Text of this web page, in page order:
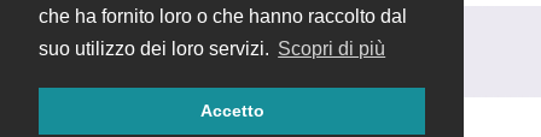
che ha fornito loro o che hanno raccolto dal
suo utilizzo dei loro servizi. Scopri di più
Accetto
Rispondi alla discussione...